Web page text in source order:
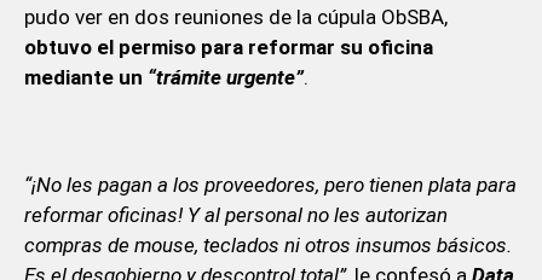
pudo ver en dos reuniones de la cúpula ObSBA,
obtuvo el permiso para reformar su oficina
mediante un “trámite urgente”.
“¡No les pagan a los proveedores, pero tienen plata para
reformar oficinas! Y al personal no les autorizan
compras de mouse, teclados ni otros insumos básicos.
Es el desgobierno y descontrol total”, le confesó a Data